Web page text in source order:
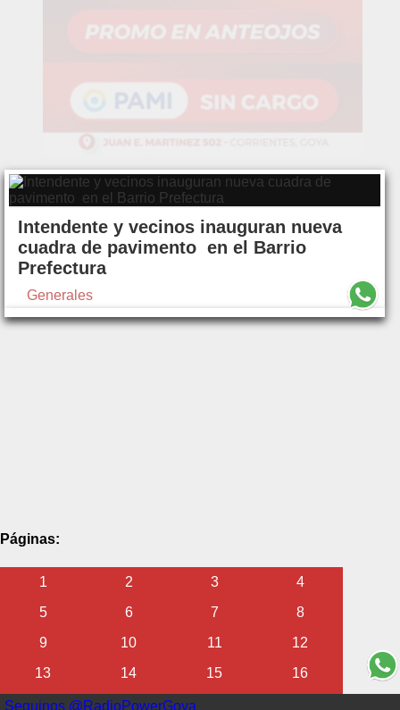
Seguinos @RadioPowerGoya
Intendente y vecinos inauguran nueva
cuadra de pavimento en el Barrio
Prefectura
Generales
Páginas:
1 2 3
4
5
6 7
8
9
10 11
12
13
14 15
16
17
18